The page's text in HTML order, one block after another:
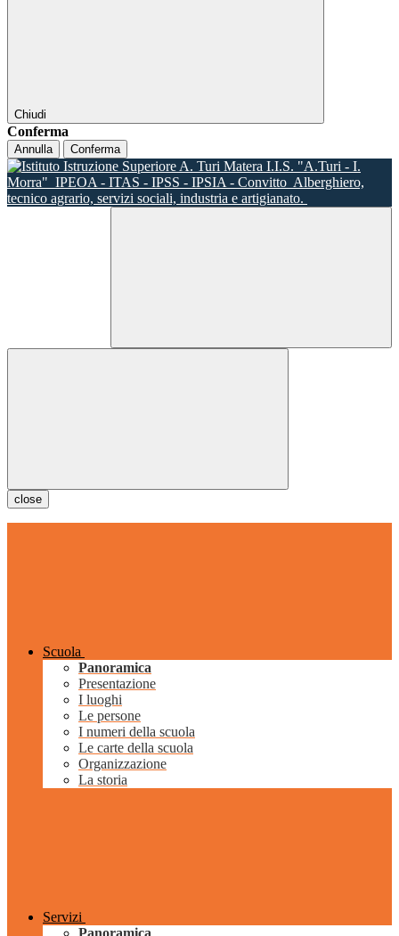
Chiudi
Conferma
Annulla Conferma
I.I.S. "A.Turi - I.
Morra" IPEOA - ITAS - IPSS - IPSIA - Convitto Alberghiero,
tecnico agrario, servizi sociali, industria e artigianato.
close
Scuola
Panoramica
Presentazione
I luoghi
Le persone
I numeri della scuola
Le carte della scuola
Organizzazione
La storia
Servizi